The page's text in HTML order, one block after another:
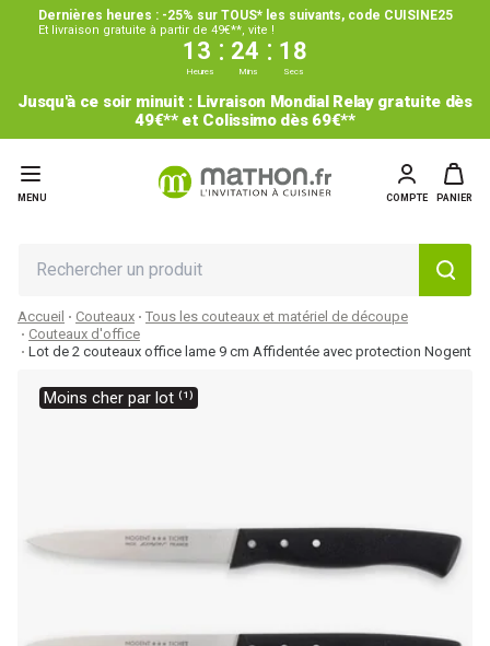
Dernières heures : -25% sur TOUS* les suivants, code CUISINE25
Et livraison gratuite à partir de 49€**, vite !
13 : 24 : 18
Heures Mins Secs
Jusqu'à ce soir minuit : Livraison Mondial Relay gratuite dès
49€** et Colissimo dès 69€**
MENU COMPTE PANIER
Accueil Couteaux
Tous les couteaux et matériel de découpe
Couteaux d'office
Lot de 2 couteaux office lame 9 cm Affidentée avec protection Nogent
Moins cher par lot ⁽¹⁾